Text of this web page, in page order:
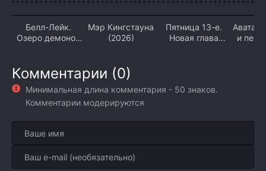
Белл-Лейк.
Озеро демонов
Мэр Кингстауна
(2026)
Пятница 13-е.
Новая глава
Аватар
и
Комментарии (0)
Минимальная длина комментария - 50 знаков.
Комментарии модерируются